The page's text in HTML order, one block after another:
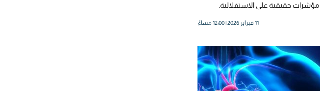
مؤشرات حقيقية على الاستقلالية.
11 فبراير 2026 | 12:00 مساءً